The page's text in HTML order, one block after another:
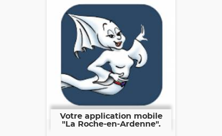
Votre application mobile
"La Roche-en-Ardenne".